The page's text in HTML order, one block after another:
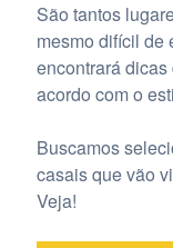
São tantos
mesmo difícil de
encontrará
acordo com o
Buscamos
casais que vão
Veja!